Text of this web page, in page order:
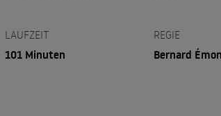
LAUFZEIT
101 Minuten
REGIE
Bernard